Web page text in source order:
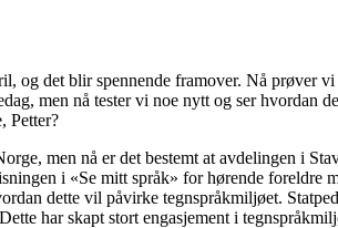
og det blir spennende framover. Nå prøver
men nå tester vi noe nytt og ser hvordan
Petter?
men nå er det bestemt at avdelingen i
i «Se mitt språk» for hørende foreldre
dette vil påvirke tegnspråkmiljøet.
har skapt stort engasjement i